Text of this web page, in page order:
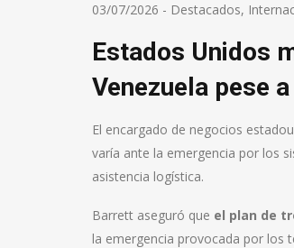
03/07/2026 - Destacados,
Estados Unidos
Venezuela pese
El encargado de negocios
varía ante la emergencia por los
asistencia logística.
Barrett aseguró que el plan de
la emergencia provocada por los